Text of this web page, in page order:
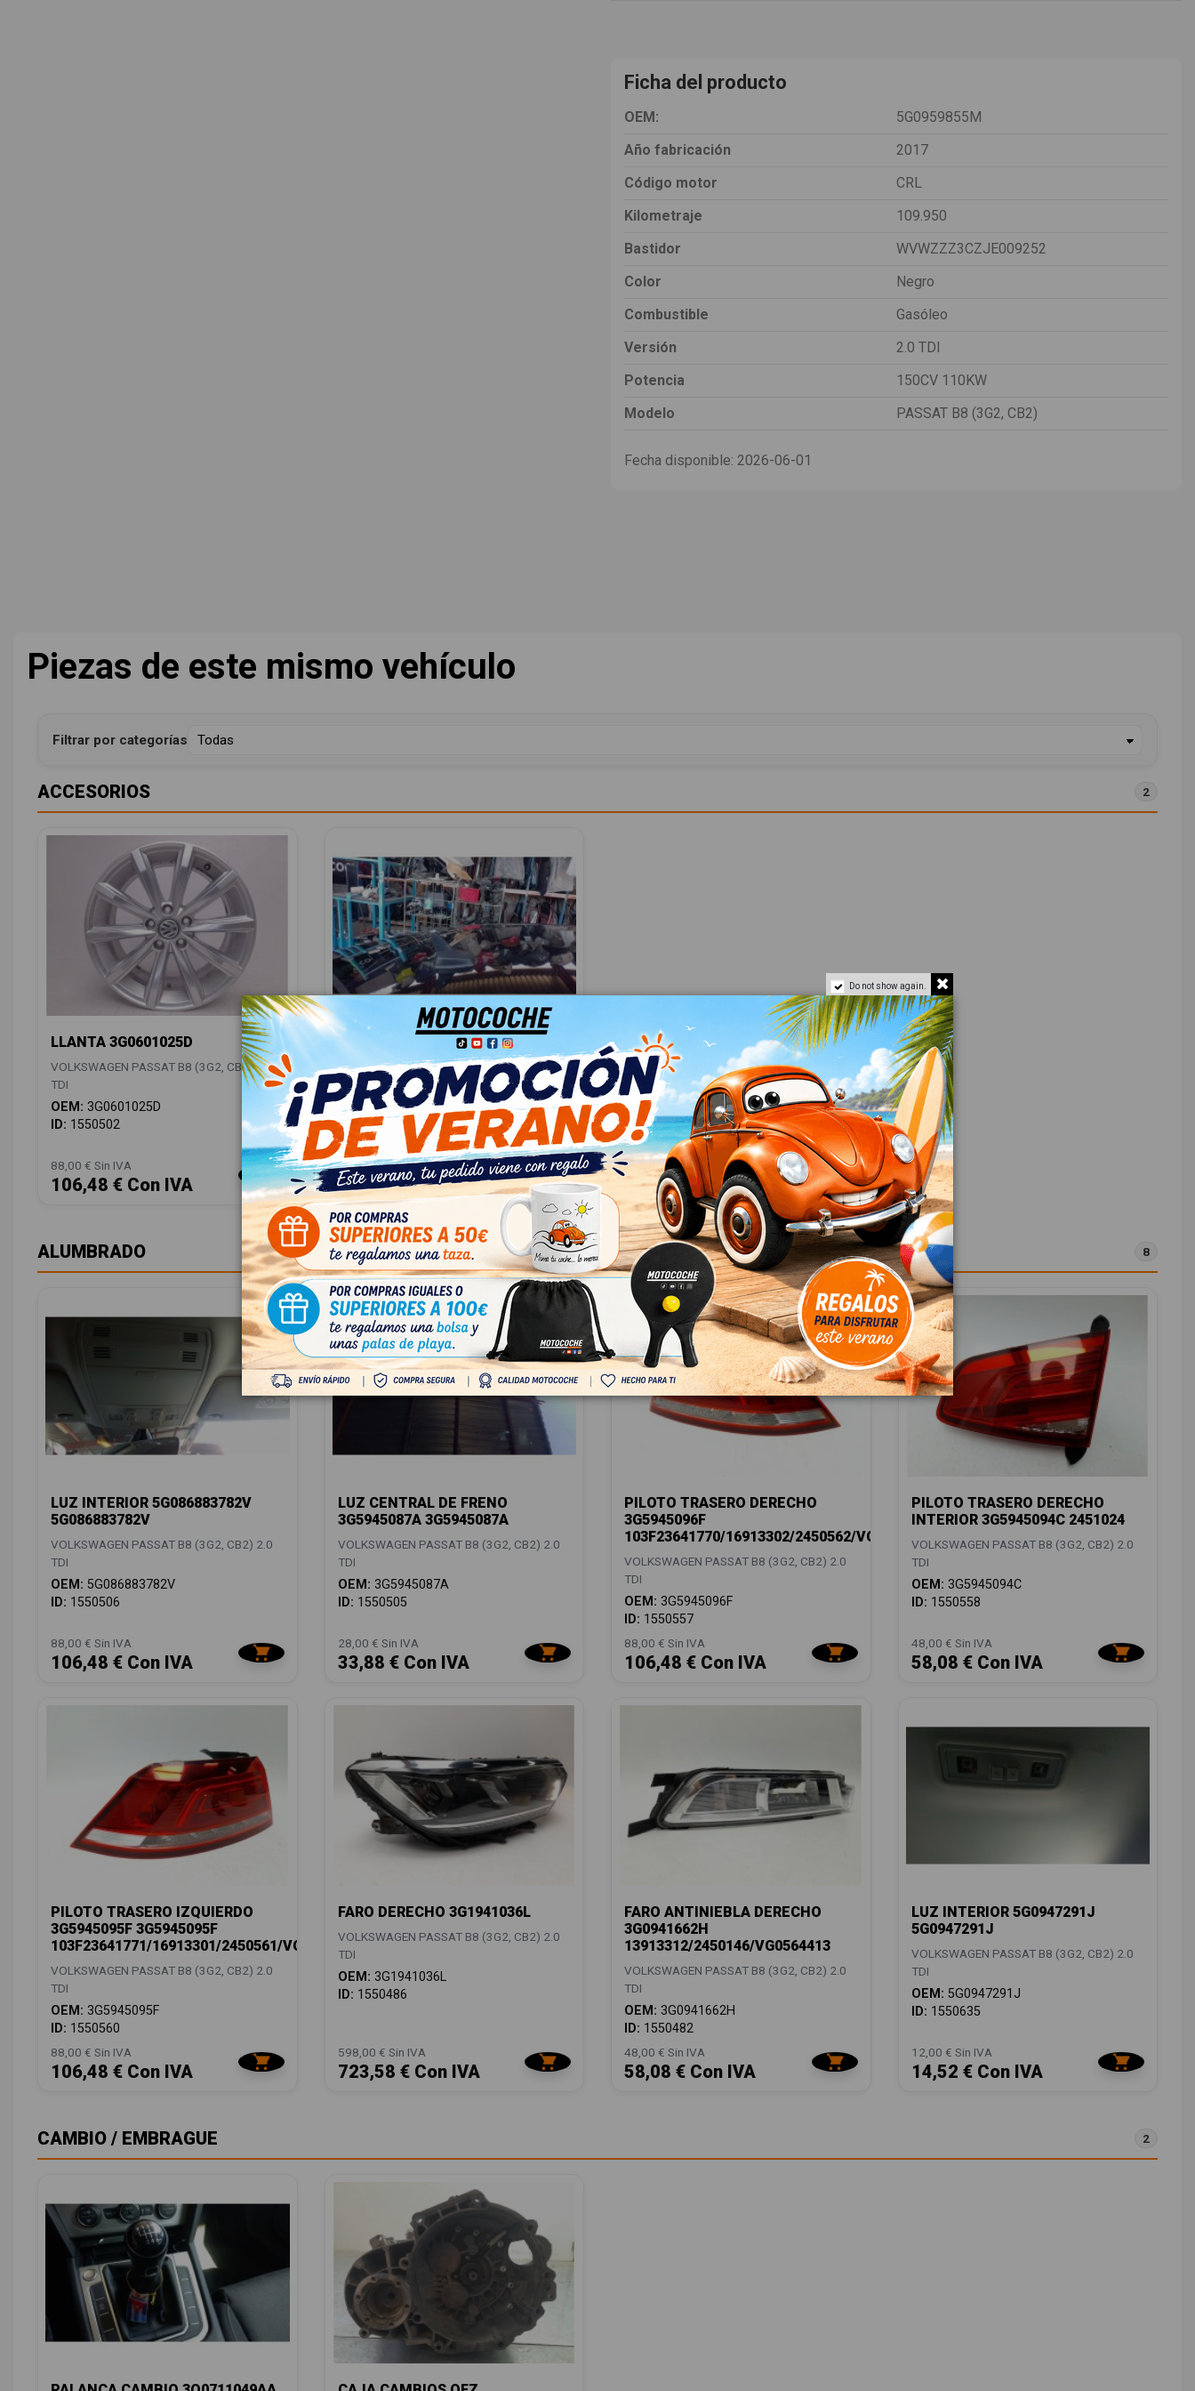
Ficha del producto
OEM:
5G0959855M
Año fabricación
2017
Código motor
CRL
Kilometraje
109.950
Bastidor
WVWZZZ3CZJE009252
Color
Negro
Combustible
Gasóleo
Versión
2.0 TDI
Potencia
150CV 110KW
Modelo
PASSAT B8 (3G2, CB2)
Fecha disponible: 2026-06-01
Piezas de este mismo vehículo
Filtrar por categorías
ACCESORIOS 2
LLANTA 3G0601025D
VOLKSWAGEN PASSAT B8 (3G2, CB2) 2.0
TDI
OEM: 3G0601025D
ID: 1550502
88,00 € Sin IVA
106,48 € Con IVA
ANTENA 5Q0035507N
5Q0035507N
VOLKSWAGEN PASSAT B8 (3G2, CB2) 2.0
TDI
OEM:5Q0035507N
ID: 1550404
28,00 € Sin IVA
33,88 € Con IVA
ALUMBRADO 8
LUZ INTERIOR 5G086883782V
5G086883782V
VOLKSWAGEN PASSAT B8 (3G2, CB2) 2.0
TDI
OEM: 5G086883782V
ID: 1550506
88,00 € Sin IVA
106,48 € Con IVA
LUZ CENTRAL DE FRENO
3G5945087A 3G5945087A
VOLKSWAGEN PASSAT B8 (3G2, CB2) 2.0
TDI
OEM: 3G5945087A
ID: 1550505
28,00 € Sin IVA
33,88 € Con IVA
PILOTO TRASERO DERECHO
3G5945096F
103F23641770/16913302/2450562/VG0564073
VOLKSWAGEN PASSAT B8 (3G2, CB2) 2.0
TDI
OEM: 3G5945096F
ID: 1550557
88,00 € Sin IVA
106,48 € Con IVA
PILOTO TRASERO DERECHO
INTERIOR 3G5945094C 2451024
VOLKSWAGEN PASSAT B8 (3G2, CB2) 2.0
TDI
OEM: 3G5945094C
ID: 1550558
48,00 € Sin IVA
58,08 € Con IVA
PILOTO TRASERO IZQUIERDO
3G5945095F 3G5945095F
103F23641771/16913301/2450561/VG0564074
VOLKSWAGEN PASSAT B8 (3G2, CB2) 2.0
TDI
OEM: 3G5945095F
ID: 1550560
88,00 € Sin IVA
106,48 € Con IVA
FARO DERECHO 3G1941036L
VOLKSWAGEN PASSAT B8 (3G2, CB2) 2.0
TDI
OEM: 3G1941036L
ID: 1550486
598,00 € Sin IVA
723,58 € Con IVA
FARO ANTINIEBLA DERECHO
3G0941662H
13913312/2450146/VG0564413
VOLKSWAGEN PASSAT B8 (3G2, CB2) 2.0
TDI
OEM: 3G0941662H
ID: 1550482
48,00 € Sin IVA
58,08 € Con IVA
LUZ INTERIOR 5G0947291J
5G0947291J
VOLKSWAGEN PASSAT B8 (3G2, CB2) 2.0
TDI
OEM: 5G0947291J
ID: 1550635
12,00 € Sin IVA
14,52 € Con IVA
CAMBIO / EMBRAGUE 2
Do not show again.